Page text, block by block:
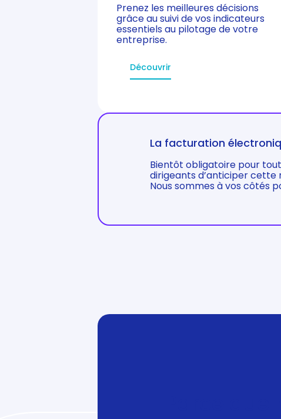
Prenez les meilleures décisions
grâce au suivi de vos indicateurs
essentiels au pilotage de votre
entreprise.
Découvrir
La facturation
Bientôt obligatoire pour
dirigeants d’anticiper
Nous sommes à vos côtés